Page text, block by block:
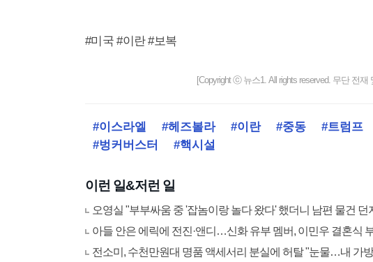
#미국 #이란 #보복
[Copyright ⓒ 뉴스1. All rights reserved. 무단 전
#이스라엘 #헤즈볼라 #이란 #중동 #트럼프
#벙커버스터
#핵시설
이런 일&저런 일
오영실 "부부싸움 중 '잡놈이랑 놀다 왔다' 했더니 남편 물건 던
아들 안은 에릭에 전진·앤디…신화 유부 멤버, 이민우 결혼식
전소미, 수천만원대 명품 액세서리 분실에 허탈 "눈물…내 가